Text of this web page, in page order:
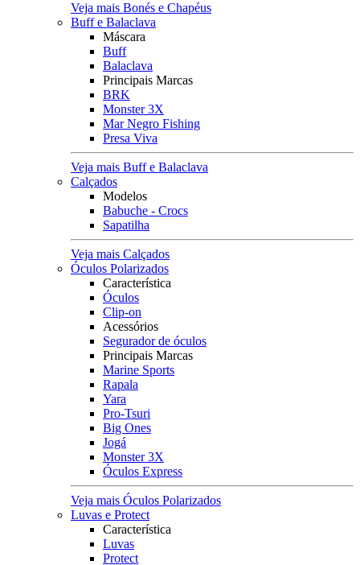
Veja mais Bonés e Chapéus
Buff e Balaclava
Máscara
Buff
Balaclava
Principais Marcas
BRK
Monster 3X
Mar Negro Fishing
Presa Viva
Veja mais Buff e Balaclava
Calçados
Modelos
Babuche - Crocs
Sapatilha
Veja mais Calçados
Óculos Polarizados
Característica
Óculos
Clip-on
Acessórios
Segurador de óculos
Principais Marcas
Marine Sports
Rapala
Yara
Pro-Tsuri
Big Ones
Jogá
Monster 3X
Óculos Express
Veja mais Óculos Polarizados
Luvas e Protect
Característica
Luvas
Protect